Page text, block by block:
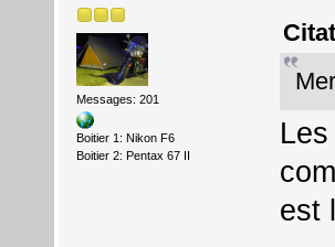
Messages: 201
Boitier 1: Nikon F6
Boitier 2: Pentax 67 II
est